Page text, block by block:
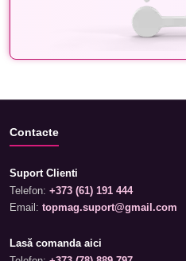
Contacte
Suport Clienti
Telefon: +373 (61) 191 444
Email: topmag.suport@gmail.com
Lasă comanda aici